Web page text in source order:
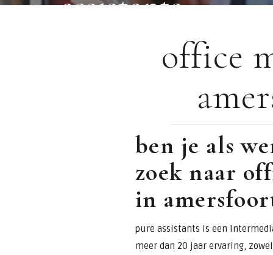
intermediair
assistants &
secretaresses
office
ben je als
zoek naar
in
pure assistants is een
meer dan 20 jaar ervaring,